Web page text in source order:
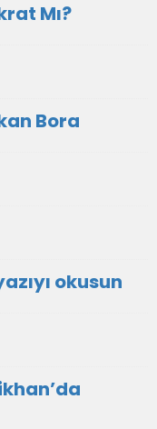
Mı?
Bora
okusun